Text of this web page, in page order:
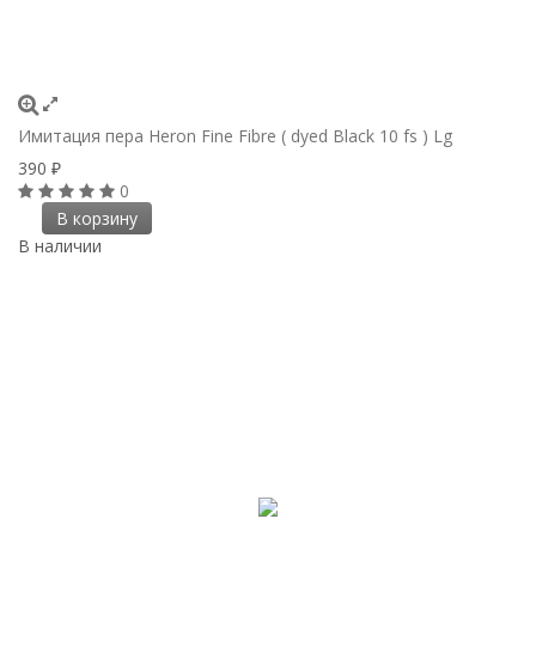
Имитация пера Heron Fine Fibre ( dyed Black 10 fs ) Lg
390 ₽
0
В корзину
В наличии